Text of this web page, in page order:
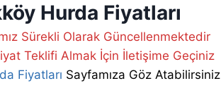
Hurda Fiyatları
Sürekli Olarak Güncellenmektedir
Teklifi Almak İçin İletişime Geçiniz
Fiyatları Sayfamıza Göz Atabilirsiniz